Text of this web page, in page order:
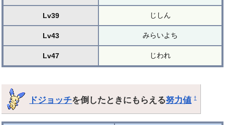
Lv39 じしん
Lv43 みらいよち
Lv47 じわれ
ドジョッチを倒したときにもらえる努力値 †